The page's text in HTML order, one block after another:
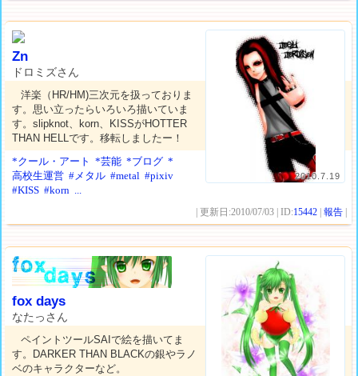
2010.7.19
Zn
ドロミズさん
洋楽（HR/HM)三次元を扱っておりま
す。思い立ったらいろいろ描いていま
す。slipknot、korn、KISSがHOTTER
THAN HELLです。移転しましたー！
*クール・アート
*芸能 *ブログ *
高校生運営 #メタル #metal #pixiv
#KISS #korn ...
| 更新日:2010/07/03 | ID:15442 |報告
fox days
なたっさん
ペイントツールSAIで絵を描いてま
す。DARKER THAN BLACKの銀やラノ
ベのキャラクターなど。